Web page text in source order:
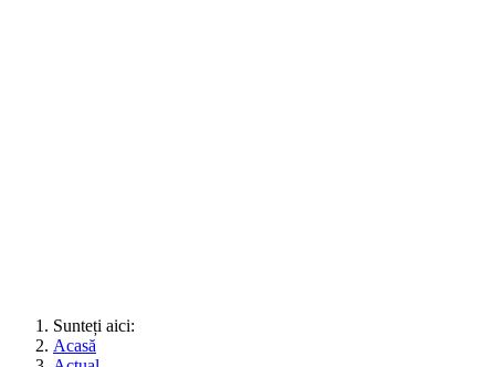
Sunteți aici:
Acasă